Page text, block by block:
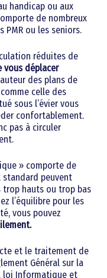
handicap ou aux
de nombreux
PMR ou les seniors.
réduites de
vous déplacer
des plans de
celle des
sous l’évier vous
confortablement.
pas à circuler
» comporte de
standard peuvent
trop hauts ou trop bas
l’équilibre pour les
vous pouvez
et le traitement de
Général sur la
loi Informatique et